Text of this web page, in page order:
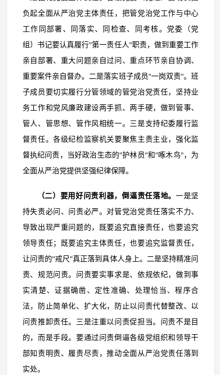
负起全面从严治党主体责任，把管党治党工作与中心
工作同部署、同落实、同检查、同考核。党委（党
组）书记要认真履行"第一责任人"职责，做到重要工作
亲自部署、重大问题亲自过问、重点环节亲自协调、
重要案件亲自督办。二是落实班子成员"一岗双责"。班
子成员要切实履行分管领域的管党治党责任，坚持业
务工作和党风廉政建设两手抓、两手硬，做到管事、
管人、管思想、管作风相统一。三是支持纪委履行监
督责任。各级纪检监察机关要聚焦主责主业，强化监
督执纪问责，当好政治生态的"护林员"和"啄木鸟"，为
全面从严治党提供坚强纪律保障。
（二）要用好问责利器，倒逼责任落地。 一是坚
持失责必问、问责必严。对管党治党责任落实不力、
导致出现严重问题的，既要追究直接责任，也要追究
领导责任；既要追究主体责任，也要追究监督责任，
让问责的"戒尺"真正落到具体人身上。二是坚持精准问
责、规范问责。问责要实事求是、依规依纪，做到事
实清楚、证据确凿、定性准确、处理恰当、程序合
法，防止简单化、扩大化，防止以问责代替整改、以
问责推卸责任。三是注重以问责促担当。问责不是目
的，而是手段。要通过问责倒逼各级党组织和领导干
部知责明责、履责尽责，推动全面从严治党责任落到
实处。